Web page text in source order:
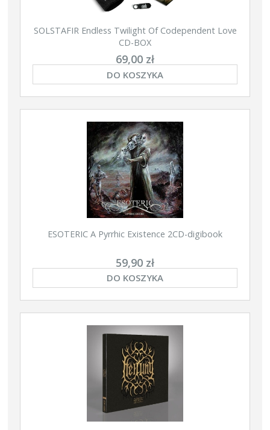
SOLSTAFIR Endless Twilight Of Codependent Love
CD-BOX
69,00 zł
DO KOSZYKA
ESOTERIC A Pyrrhic Existence 2CD-digibook
59,90 zł
DO KOSZYKA